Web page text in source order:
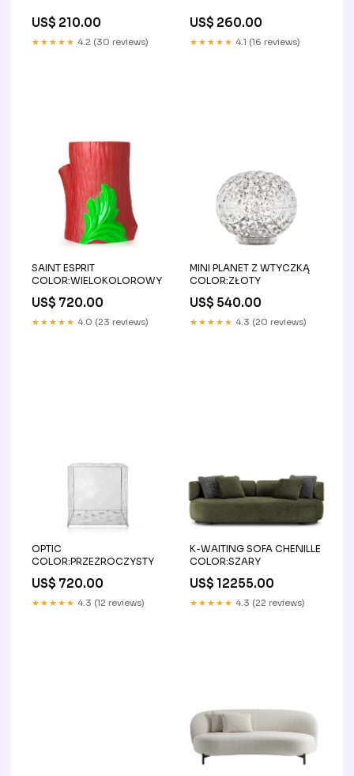
US$ 210.00
★★★★★ 4.2 (30 reviews)
US$ 260.00
★★★★★ 4.1 (16 reviews)
SAINT ESPRIT
COLOR:WIELOKOLOROWY
US$ 720.00
★★★★★ 4.0 (23 reviews)
MINI PLANET Z WTYCZKĄ
COLOR:ZŁOTY
US$ 540.00
★★★★★ 4.3 (20 reviews)
OPTIC
COLOR:PRZEZROCZYSTY
US$ 720.00
★★★★★ 4.3 (12 reviews)
K-WAITING SOFA CHENILLE
COLOR:SZARY
US$ 12255.00
★★★★★ 4.3 (22 reviews)